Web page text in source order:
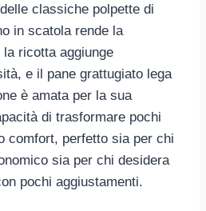
classiche polpette di
in scatola rende la
ricotta aggiunge
e il pane grattugiato lega
è amata per la sua
di trasformare pochi
comfort, perfetto sia per chi
sia per chi desidera
pochi aggiustamenti.